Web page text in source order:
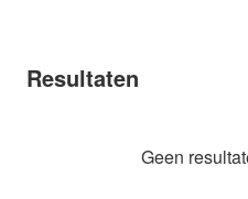
Resultaten
Geen